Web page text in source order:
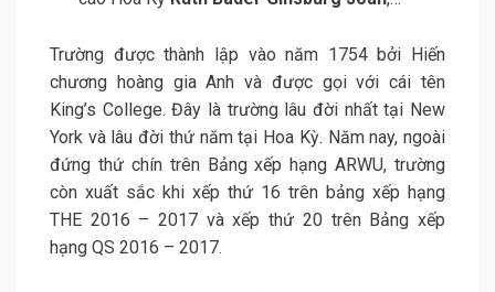
Trường được thành lập vào năm 1754 bởi Hiến
chương hoàng gia Anh và được gọi với cái tên
King’s College. Đây là trường lâu đời nhất tại New
York và lâu đời thứ năm tại Hoa Kỳ. Năm nay, ngoài
đứng thứ chín trên Bảng xếp hạng ARWU, trường
còn xuất sắc khi xếp thứ 16 trên bảng xếp hạng
THE 2016 – 2017 và xếp thứ 20 trên Bảng xếp
hạng QS 2016 – 2017.